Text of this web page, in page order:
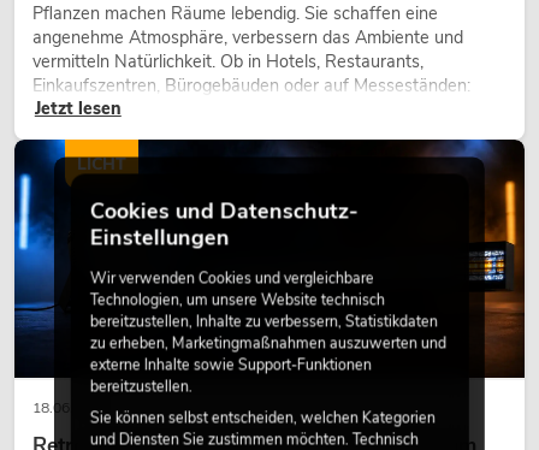
Pflanzen machen Räume lebendig. Sie schaffen eine
angenehme Atmosphäre, verbessern das Ambiente und
vermitteln Natürlichkeit. Ob in Hotels, Restaurants,
Einkaufszentren, Bürogebäuden oder auf Messeständen:
eine hochwertige Begrünung gehört heute längst zum
modernen Raumkonzept.
Jetzt lesen
18.06.2026
LICHT
Cookies und Datenschutz-
Einstellungen
Wir verwenden Cookies und vergleichbare
Technologien, um unsere Website technisch
bereitzustellen, Inhalte zu verbessern, Statistikdaten
zu erheben, Marketingmaßnahmen auszuwerten und
externe Inhalte sowie Support-Funktionen
bereitzustellen.
Sie können selbst entscheiden, welchen Kategorien
und Diensten Sie zustimmen möchten. Technisch